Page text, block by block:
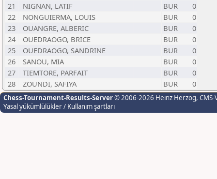
21
NIGNAN, LATIF BUR
0
22
NONGUIERMA, LOUIS BUR
0
23
OUANGRE, ALBERIC BUR
0
24
OUEDRAOGO, BRICE BUR
0
25
OUEDRAOGO, SANDRINE BUR
0
26
SANOU, MIA BUR
0
27
TIEMTORE, PARFAIT BUR
0
28
ZOUNDI, SAFIYA BUR 0
Chess-Tournament-Results-Server© 2006-2026 Heinz Herzog,
Yasal yükümlülükler / Kullanım şartları